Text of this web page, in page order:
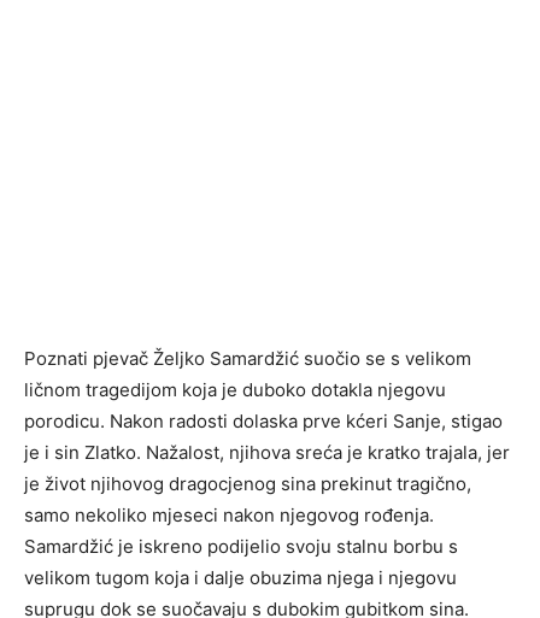
Poznati pjevač Željko Samardžić suočio se s velikom
ličnom tragedijom koja je duboko dotakla njegovu
porodicu. Nakon radosti dolaska prve kćeri Sanje, stigao
je i sin Zlatko. Nažalost, njihova sreća je kratko trajala, jer
je život njihovog dragocjenog sina prekinut tragično,
samo nekoliko mjeseci nakon njegovog rođenja.
Samardžić je iskreno podijelio svoju stalnu borbu s
velikom tugom koja i dalje obuzima njega i njegovu
suprugu dok se suočavaju s dubokim gubitkom sina.